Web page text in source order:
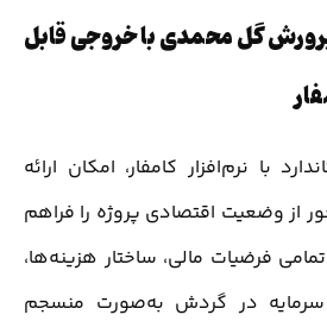
گل محمدی با خروجی قابل
با نرم‌افزار کامفار، امکان ارائه
از وضعیت اقتصادی پروژه را فراهم
فرضیات مالی، ساختار هزینه‌ها،
سرمایه در گردش به‌صورت منسجم